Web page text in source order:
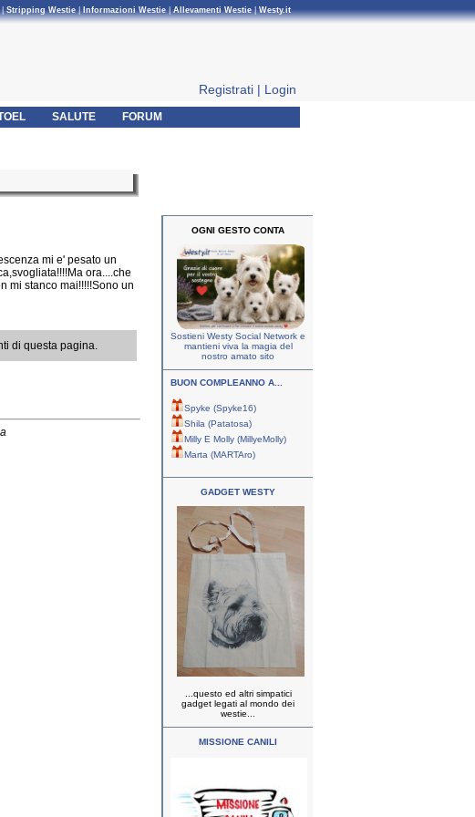
|Stripping Westie| Informazioni Westie|Allevamenti Westie|Westy.it
Registrati | Login
SALUTE FORUM
mi e' pesato un
ora....che
mi stanco mai!!!!!Sono un
di questa pagina.
OGNI GESTO CONTA
Sostieni Westy Social Network e
mantieni viva la magia del
nostro amato sito
BUON COMPLEANNO A...
Spyke (Spyke16)
Shila (Patatosa)
Milly E Molly (MillyeMolly)
Marta (MARTAro)
GADGET WESTY
...questo ed altri simpatici
gadget legati al mondo dei
westie...
MISSIONE CANILI